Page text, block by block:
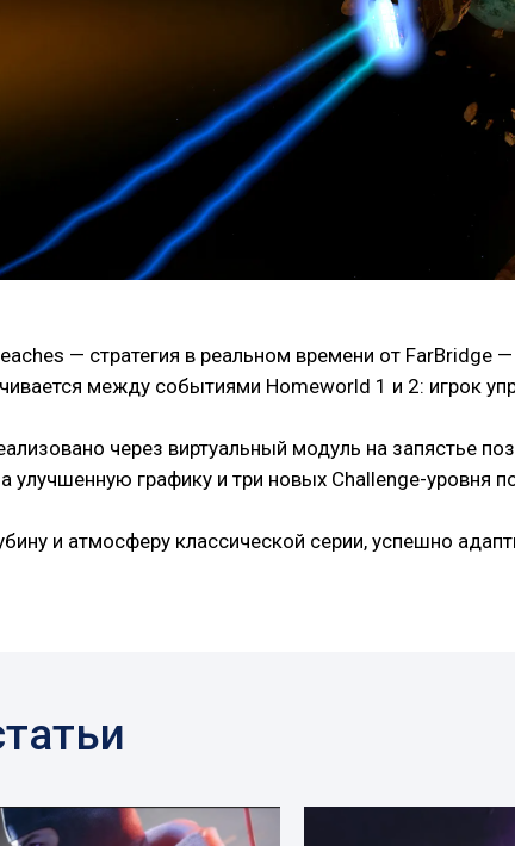
— стратегия в реальном времени от FarBridge
между событиями Homeworld 1 и 2: игрок
через виртуальный модуль на запястье
улучшенную графику и три новых Challenge-
и атмосферу классической серии, успешно